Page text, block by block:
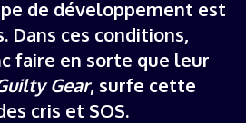
de développement est
Dans ces conditions,
faire en sorte que leur
Gear, surfe cette
cris et SOS.